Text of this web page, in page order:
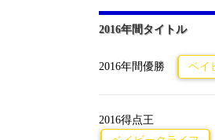
2016年間タイトル
2016年間優勝 ベイ
2016得点王